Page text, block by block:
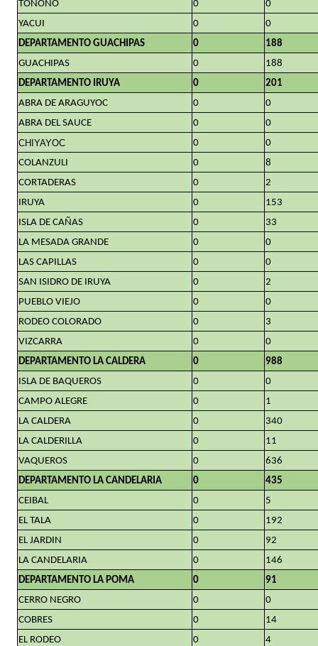
TONONO
0
0
YACUI
0
0
DEPARTAMENTO GUACHIPAS
0
188
GUACHIPAS
0
188
DEPARTAMENTO IRUYA
0
201
ABRA DE ARAGUYOC
0
0
ABRA DEL SAUCE
0
0
CHIYAYOC
0
0
COLANZULI
0
8
CORTADERAS
0
2
IRUYA
0
153
ISLA DE CAÑAS
0
33
LA MESADA GRANDE
0
0
LAS CAPILLAS
0
0
SAN ISIDRO DE IRUYA
0
2
PUEBLO VIEJO
0
0
RODEO COLORADO
0
3
VIZCARRA
0
0
DEPARTAMENTO LA CALDERA
0
988
ISLA DE BAQUEROS
0
0
CAMPO ALEGRE
0
1
LA CALDERA
0
340
LA CALDERILLA
0
11
VAQUEROS
0
636
DEPARTAMENTO LA CANDELARIA
0
435
CEIBAL
0
5
EL TALA
0
192
EL JARDIN
0
92
LA CANDELARIA
0
146
DEPARTAMENTO LA POMA
0
91
CERRO NEGRO
0
0
COBRES
0
14
EL RODEO
0
4